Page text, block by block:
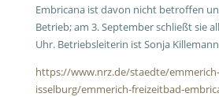
Embricana ist davon nicht betroffen
Betrieb; am 3. September schließt sie
Uhr. Betriebsleiterin ist Sonja
https://www.nrz.de/staedte/
isselburg/emmerich-freizeitbad-